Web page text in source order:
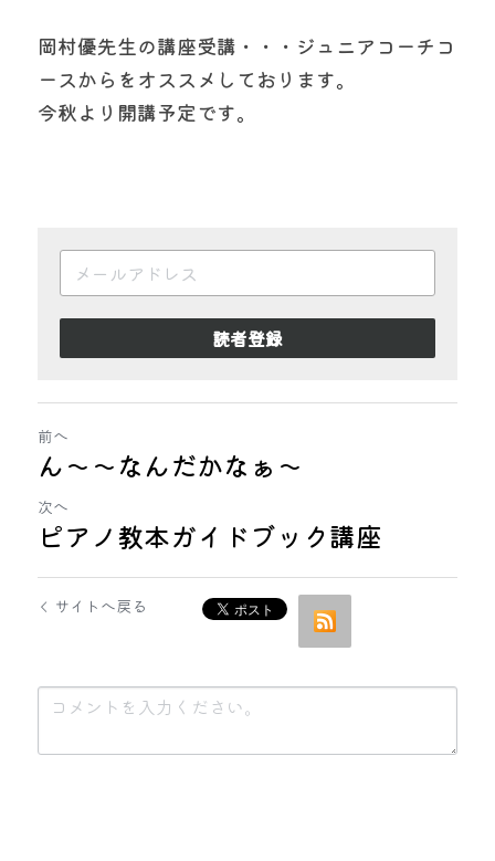
岡村優先生の講座受講・・・ジュニアコーチコ
ースからをオススメしております。
今秋より開講予定です。
読者登録
前へ
ん～～なんだかなぁ～
次へ
ピアノ教本ガイドブック講座
サイトへ戻る